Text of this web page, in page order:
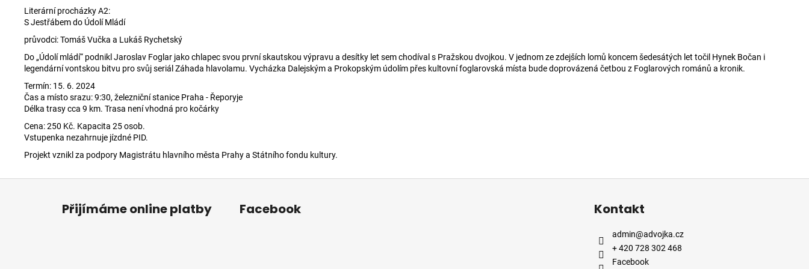
R
Literární procházky A2:
S Jestřábem do Údolí Mládí
průvodci: Tomáš Vučka a Lukáš Rychetský
Do „Údolí mládí“ podnikl Jaroslav Foglar jako chlapec svou první skautskou výpravu a desítky let sem chodíval s Pražskou dvojkou. V jednom ze zdejších lomů koncem šedesátých let točil Hynek Bočan i
legendární vontskou bitvu pro svůj seriál Záhada hlavolamu. Vycházka Dalejským a Prokopským údolím přes kultovní foglarovská místa bude doprovázená četbou z Foglarových románů a kronik.
Termín: 15. 6. 2024
Čas a místo srazu: 9:30, železniční stanice Praha - Řeporyje
Délka trasy cca 9 km. Trasa není vhodná pro kočárky
Cena: 250 Kč. Kapacita 25 osob.
Vstupenka nezahrnuje jízdné PID.
Projekt vznikl za podpory Magistrátu hlavního města Prahy a Státního fondu kultury.
Z
Přijímáme online platby Facebook Kontakt
admin@advojka.cz
+ 420 728 302 468
Facebook